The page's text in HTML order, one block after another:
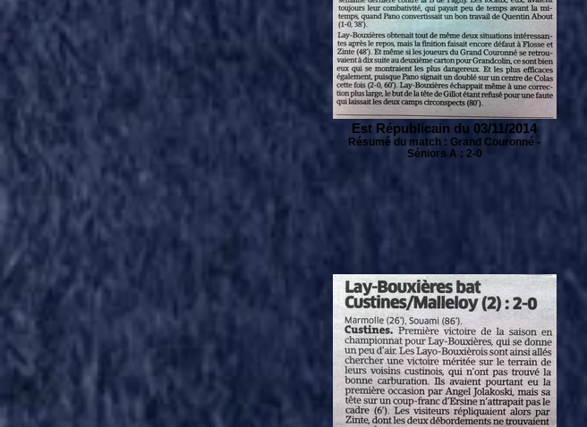
Est Républicain du 03/11/2014
Résumé du match : Grand Couronné -
Séniors A : 2-0